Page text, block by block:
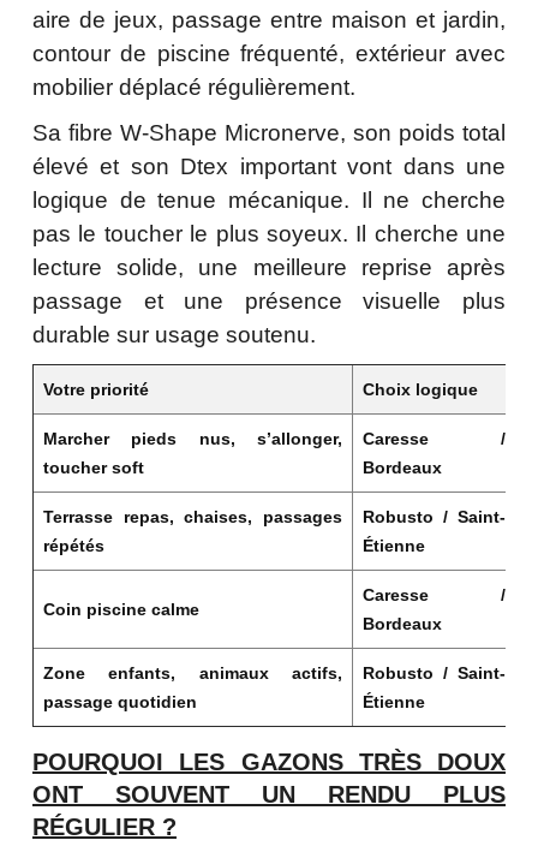
aire de jeux, passage entre maison et jardin,
contour de piscine fréquenté, extérieur avec
mobilier déplacé régulièrement.
Sa fibre W-Shape Micronerve, son poids total
élevé et son Dtex important vont dans une
logique de tenue mécanique. Il ne cherche
pas le toucher le plus soyeux. Il cherche une
lecture solide, une meilleure reprise après
passage et une présence visuelle plus
durable sur usage soutenu.
Votre priorité Choix logique
Marcher pieds nus, s’allonger,
toucher soft
Caresse /
Bordeaux
Terrasse repas, chaises, passages
répétés
Robusto / Saint-
Étienne
Coin piscine calme
Caresse /
Bordeaux
Zone enfants, animaux actifs,
passage quotidien
Robusto / Saint-
Étienne
POURQUOI LES GAZONS TRÈS DOUX
ONT SOUVENT UN RENDU PLUS
RÉGULIER ?